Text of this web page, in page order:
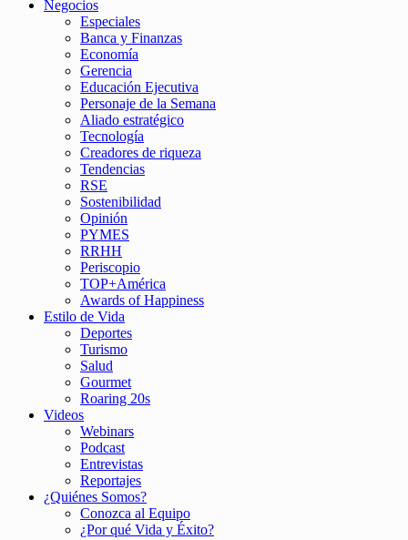
Negocios
Especiales
Banca y Finanzas
Economía
Gerencia
Educación Ejecutiva
Personaje de la Semana
Aliado estratégico
Tecnología
Creadores de riqueza
Tendencias
RSE
Sostenibilidad
Opinión
PYMES
RRHH
Periscopio
TOP+América
Awards of Happiness
Estilo de Vida
Deportes
Turismo
Salud
Gourmet
Roaring 20s
Videos
Webinars
Podcast
Entrevistas
Reportajes
¿Quiénes Somos?
Conozca al Equipo
¿Por qué Vida y Éxito?